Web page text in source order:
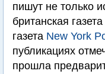
пишут не только
британская газета
газета New York
публикациях
прошла